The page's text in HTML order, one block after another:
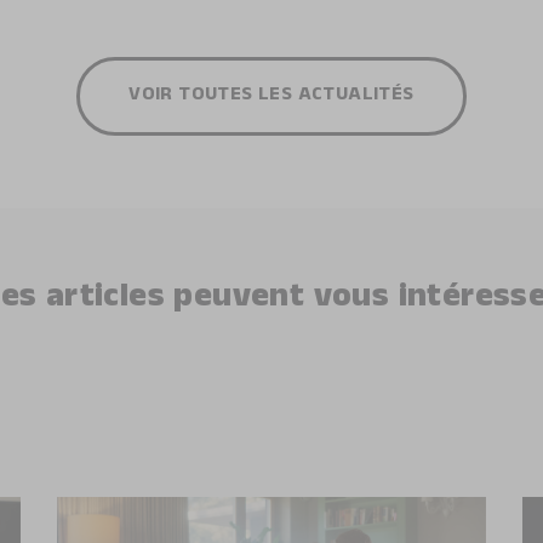
VOIR TOUTES LES ACTUALITÉS
articles peuvent vous